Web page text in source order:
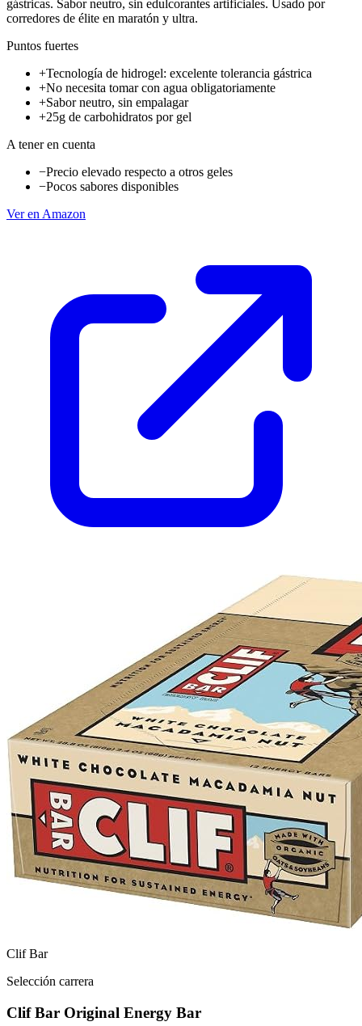
gástricas. Sabor neutro, sin edulcorantes artificiales. Usado por
corredores de élite en maratón y ultra.
Puntos fuertes
+Tecnología de hidrogel: excelente tolerancia gástrica
+No necesita tomar con agua obligatoriamente
+Sabor neutro, sin empalagar
+25g de carbohidratos por gel
A tener en cuenta
−Precio elevado respecto a otros geles
−Pocos sabores disponibles
Ver en Amazon
Clif Bar
Selección carrera
Clif Bar Original Energy Bar